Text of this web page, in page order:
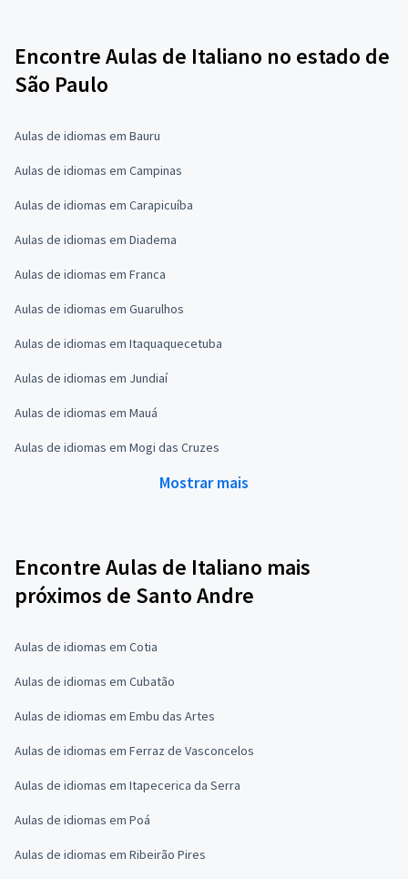
Encontre Aulas de Italiano no estado de
São Paulo
Aulas de idiomas em Bauru
Aulas de idiomas em Campinas
Aulas de idiomas em Carapicuíba
Aulas de idiomas em Diadema
Aulas de idiomas em Franca
Aulas de idiomas em Guarulhos
Aulas de idiomas em Itaquaquecetuba
Aulas de idiomas em Jundiaí
Aulas de idiomas em Mauá
Aulas de idiomas em Mogi das Cruzes
Mostrar mais
Encontre Aulas de Italiano mais
próximos de Santo Andre
Aulas de idiomas em Cotia
Aulas de idiomas em Cubatão
Aulas de idiomas em Embu das Artes
Aulas de idiomas em Ferraz de Vasconcelos
Aulas de idiomas em Itapecerica da Serra
Aulas de idiomas em Poá
Aulas de idiomas em Ribeirão Pires